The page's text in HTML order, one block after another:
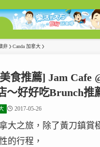
非 Canda 加拿大
食推薦] Jam Cafe
～好好吃Brunch推
2017-05-26
大之旅，除了黃刀鎮賞
的行程，